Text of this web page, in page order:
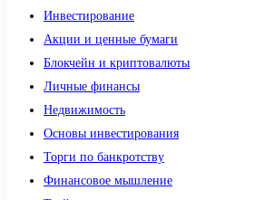
Инвестирование
Акции и ценные бумаги
Блокчейн и криптовалюты
Личные финансы
Недвижимость
Основы инвестирования
Торги по банкротству
Финансовое мышление